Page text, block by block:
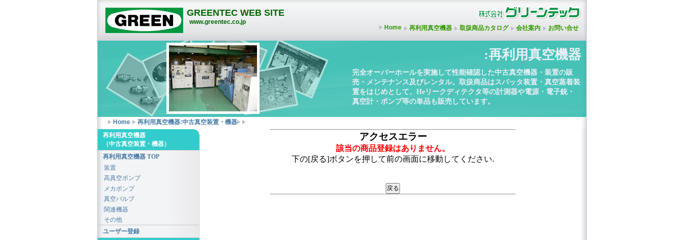
GREENTEC WEB SITE
www.greentec.co.jp
Home 再利用真空機器 取扱商品カタログ 会社案内 お問い合せ
:再利用真空機器
完全オーバーホールを実施して性能確認した中古真空機器・装置の販
売・メンテナンス及びレンタル。取扱商品はスパッタ装置・真空蒸着装
置をはじめとして、Heリークディテクタ等の計測器や電源・電子銃・
真空計・ポンプ等の単品も販売しています。
Home 再利用真空機器:中古真空装置・機器
アクセスエラー
該当の商品登録はありません。
下の[戻る]ボタンを押して前の画面に移動してください.
再利用真空機器
（中古真空装置・機器）
再利用真空機器 TOP
装置
高真空ポンプ
メカポンプ
真空バルブ
関連機器
その他
ユーザー登録